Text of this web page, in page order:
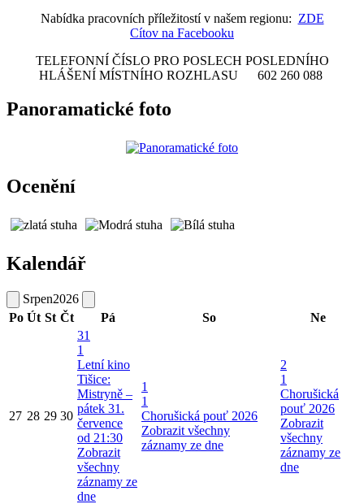
Nabídka pracovních příležitostí v našem regionu: ZDE
Cítov na Facebooku
TELEFONNÍ ČÍSLO PRO POSLECH POSLEDNÍHO
HLÁŠENÍ MÍSTNÍHO ROZHLASU 602 260 088
Panoramatické foto
Ocenění
Kalendář
Srpen2026
Po Út St Čt Pá So Ne
27 28 29 30
31
1
Letní kino
Tišice:
Mistryně –
pátek 31.
července
od 21:30
Zobrazit
všechny
záznamy ze
dne
1
1
Chorušická pouť 2026
Zobrazit všechny
záznamy ze dne
2
1
Chorušická
pouť 2026
Zobrazit
všechny
záznamy ze
dne